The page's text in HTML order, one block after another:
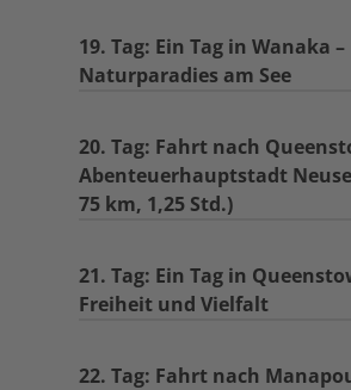
19. Tag: Ein Tag in Wanaka –
Naturparadies am See
20. Tag: Fahrt nach
Abenteuerhauptstadt
75 km, 1,25 Std.)
21. Tag: Ein Tag in
Freiheit und Vielfalt
22. Tag: Fahrt nach